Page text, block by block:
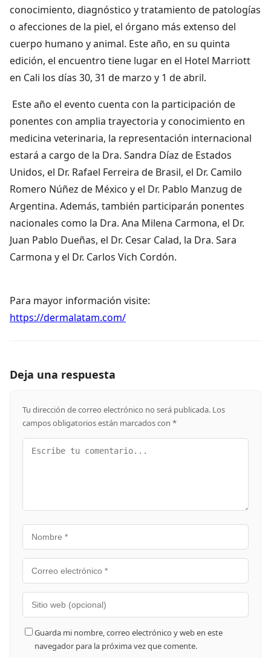
conocimiento, diagnóstico y tratamiento de patologías
o afecciones de la piel, el órgano más extenso del
cuerpo humano y animal. Este año, en su quinta
edición, el encuentro tiene lugar en el Hotel Marriott
en Cali los días 30, 31 de marzo y 1 de abril.
Este año el evento cuenta con la participación de
ponentes con amplia trayectoria y conocimiento en
medicina veterinaria, la representación internacional
estará a cargo de la Dra. Sandra Díaz de Estados
Unidos, el Dr. Rafael Ferreira de Brasil, el Dr. Camilo
Romero Núñez de México y el Dr. Pablo Manzug de
Argentina. Además, también participarán ponentes
nacionales como la Dra. Ana Milena Carmona, el Dr.
Juan Pablo Dueñas, el Dr. Cesar Calad, la Dra. Sara
Carmona y el Dr. Carlos Vich Cordón.
Para mayor información visite:
https://dermalatam.com/
Deja una respuesta
Tu dirección de correo electrónico no será publicada. Los
campos obligatorios están marcados con *
Guarda mi nombre, correo electrónico y web en este
navegador para la próxima vez que comente.